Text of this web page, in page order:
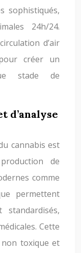
sophistiqués,
24h/24.
d’air
créer un
stade de
d’analyse
cannabis est
de
comme
permettent
Cette
non toxique et